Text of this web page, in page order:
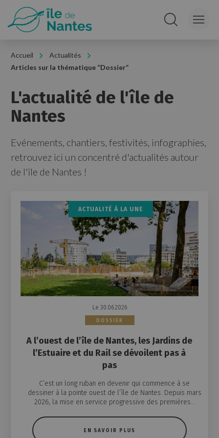
Accueil
Actualités
Articles sur la thématique “Dossier”
L'actualité de l'île de
Nantes
Evénements, chantiers, festivités, infographies,
retrouvez ici un concentré d'actualités autour
de l'île de Nantes !
ACTUALITÉ À LA UNE
Le 30.06.2026
DOSSIER
A l’ouest de l’île de Nantes, les Jardins de
l’Estuaire et du Rail se dévoilent pas à
pas
C’est un long ruban en devenir qui commence à se
dessiner à la pointe ouest de l’île de Nantes. Depuis mars
2026, la mise en service progressive des premières...
EN SAVOIR PLUS
Panneau de gestion des cookies